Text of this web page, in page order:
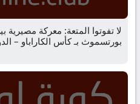
لا تفوتوا المتعة: معركة مصيرية
بورتسموث بـ كأس الكاراباو –